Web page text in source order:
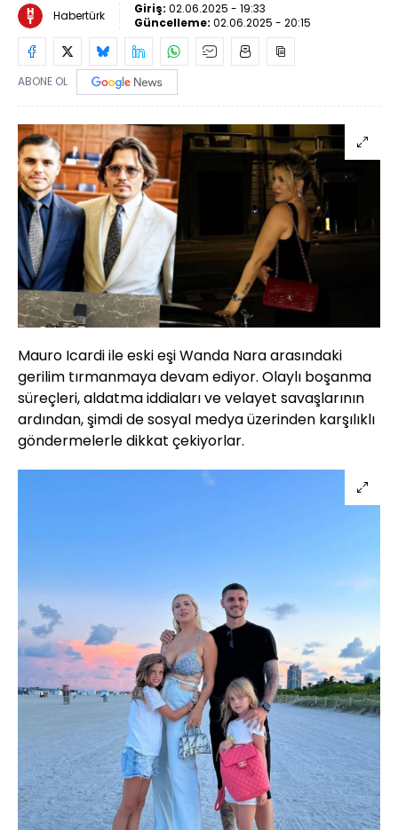
Habertürk Giriş: 02.06.2025 - 19:33
Güncelleme: 02.06.2025 - 20:15
ABONE OL
Mauro Icardi ile eski eşi Wanda Nara arasındaki
gerilim tırmanmaya devam ediyor. Olaylı boşanma
süreçleri, aldatma iddiaları ve velayet savaşlarının
ardından, şimdi de sosyal medya üzerinden karşılıklı
göndermelerle dikkat çekiyorlar.